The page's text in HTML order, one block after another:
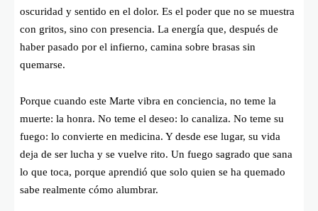
oscuridad y sentido en el dolor. Es el poder que no se muestra
con gritos, sino con presencia. La energía que, después de
haber pasado por el infierno, camina sobre brasas sin
quemarse.
Porque cuando este Marte vibra en conciencia, no teme la
muerte: la honra. No teme el deseo: lo canaliza. No teme su
fuego: lo convierte en medicina. Y desde ese lugar, su vida
deja de ser lucha y se vuelve rito. Un fuego sagrado que sana
lo que toca, porque aprendió que solo quien se ha quemado
sabe realmente cómo alumbrar.